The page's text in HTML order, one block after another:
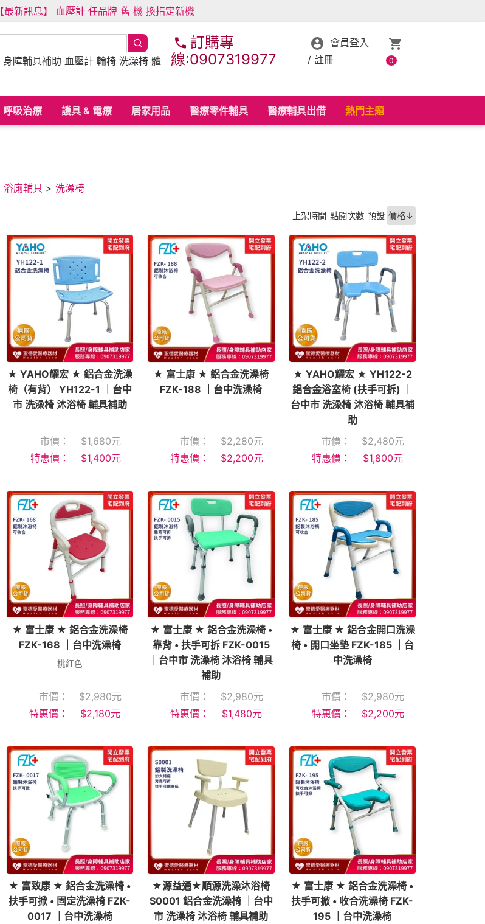
【最新訊息】 血壓計 任品牌 舊 機 換指定新機
身障輔具補助 血壓計 輪椅 洗澡椅 體
訂購專
線:0907319977
會員登入
/ 註冊 0
呼吸治療 護具 & 電療 居家用品 醫療零件輔具 醫療輔具出借 熱門主題
浴廁輔具 > 洗澡椅
上架時間 點閱次數 預設 價格↓
★ YAHO耀宏 ★ 鋁合金洗澡
椅（有背） YH122-1 ｜台中
市 洗澡椅 沐浴椅 輔具補助
市價： $1,680元
特惠價：
$1,400元
★ 富士康 ★ 鋁合金洗澡椅
FZK-188 ｜台中洗澡椅
市價： $2,280元
特惠價：
$2,200元
★ YAHO耀宏 ★ YH122-2
鋁合金浴室椅 (扶手可拆) ｜
台中市 洗澡椅 沐浴椅 輔具補
助
市價：
$2,480元
特惠價：
$1,800元
★ 富士康 ★ 鋁合金洗澡椅
FZK-168 ｜台中洗澡椅
桃紅色
市價： $2,980元
特惠價：
$2,180元
★ 富士康 ★ 鋁合金洗澡椅 •
靠背 • 扶手可拆 FZK-0015
｜台中市 洗澡椅 沐浴椅 輔具
補助
市價：
$2,980元
特惠價：
$1,480元
★ 富士康 ★ 鋁合金開口洗澡
椅 • 開口坐墊 FZK-185 ｜台
中洗澡椅
市價： $2,980元
特惠價：
$2,200元
★ 富致康 ★ 鋁合金洗澡椅 •
扶手可掀 • 固定洗澡椅 FZK-
0017 ｜台中洗澡椅
★源益通★順源洗澡沐浴椅
S0001 鋁合金洗澡椅 ｜台中
市 洗澡椅 沐浴椅 輔具補助
★ 富士康 ★ 鋁合金洗澡椅 •
扶手可掀 • 收合洗澡椅 FZK-
195 ｜台中洗澡椅